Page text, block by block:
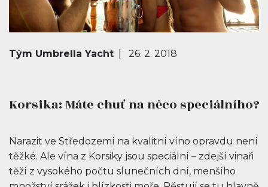
Tým Umbrella Yacht | 26. 2. 2018
Korsika: Máte chuť na něco speciálního?
Narazit ve Středozemí na kvalitní víno opravdu není
těžké. Ale vína z Korsiky jsou speciální – zdejší vinaři
těží z vysokého počtu slunečních dní, menšího